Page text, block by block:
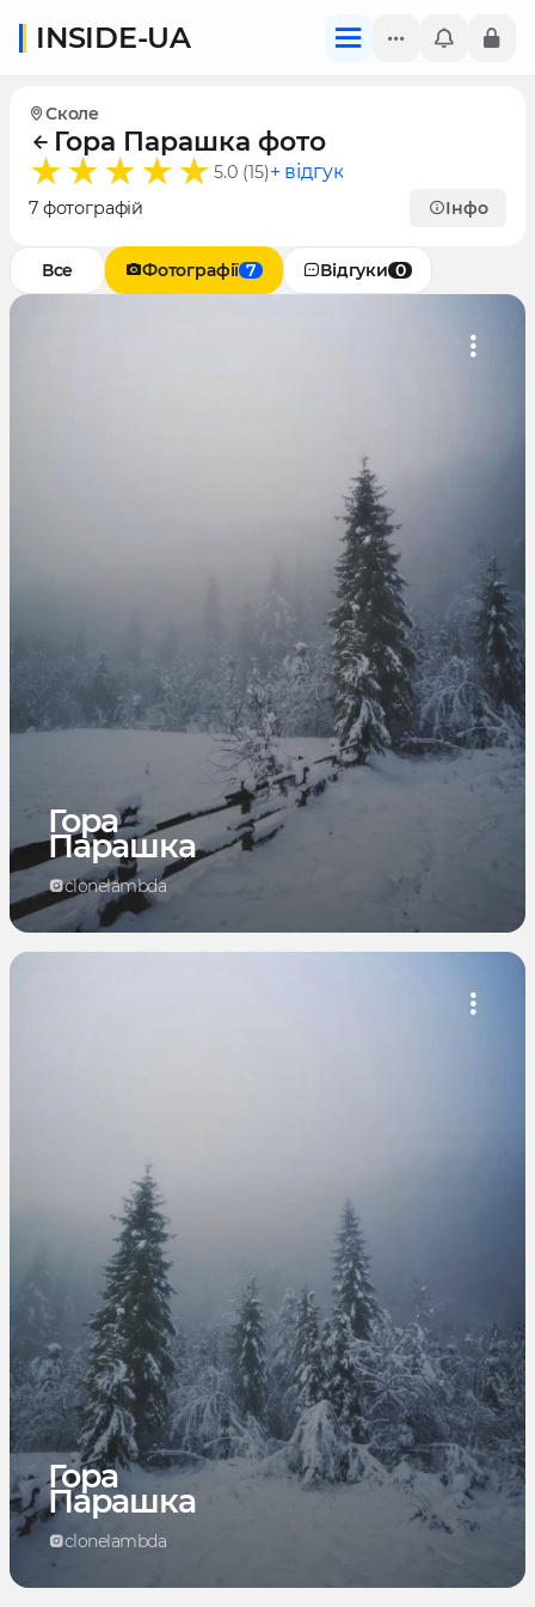
INSIDE-UA
Сколе
Гора Парашка фото
5.0 (15)+ відгук
7 фотографій Інфо
Все Фотографії 7 Відгуки 0
Гора
Парашка
clonelambda
Гора
Парашка
clonelambda